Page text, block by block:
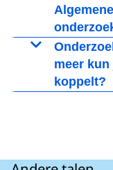
Beeld: ©
Interview
Voor het
de
ingezet bij
meer
koppelt?